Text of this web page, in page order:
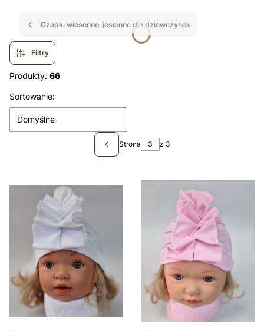
Czapki wiosenno-jesienne dla dziewczynek
Filtry
Produkty: 66
Lista produktów
Sortowanie:
Domyślne
Poprzednie produkty
Strona z 3